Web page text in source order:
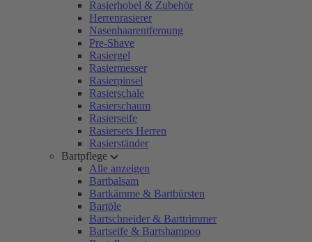
Rasierhobel & Zubehör
Herrenrasierer
Nasenhaarentfernung
Pre-Shave
Rasiergel
Rasiermesser
Rasierpinsel
Rasierschale
Rasierschaum
Rasierseife
Rasiersets Herren
Rasierständer
Bartpflege
Alle anzeigen
Bartbalsam
Bartkämme & Bartbürsten
Bartöle
Bartschneider & Barttrimmer
Bartseife & Bartshampoo